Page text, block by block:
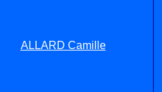
ALLARD Camille